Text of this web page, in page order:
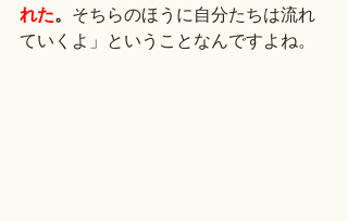
れた。 そちらのほうに自分たちは流れ
ていくよ」ということなんですよね。